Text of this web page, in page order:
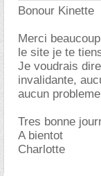
Bonour Kinette
Merci
le site je te
Je voudrais
invalidante,
aucun
Tres bonne
A bientot
Charlotte